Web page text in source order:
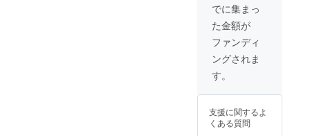
でに集まっ
た金額が
ファンディ
ングされま
す。
支援に関するよ
くある質問